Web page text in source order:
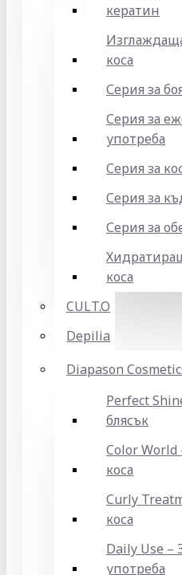
кератин
коса
Серия за
Серия за
употреба
Серия за
Серия за
Серия за
коса
CULT.O
Depilia
Diapason
Perfect
блясък
Color World
коса
Curly
коса
Daily Use –
употреба